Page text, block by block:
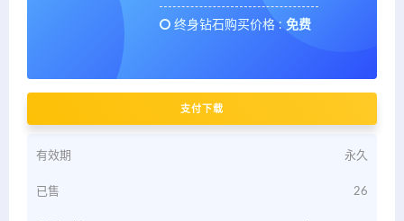
终身钻石购买价格 : 免费
支付下载
有效期 永久
已售 26